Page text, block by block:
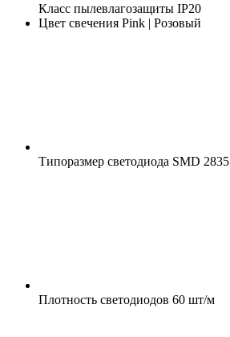
Класс пылевлагозащиты IP20
Цвет свечения Pink | Розовый
Типоразмер светодиода SMD 2835
Плотность светодиодов 60 шт/м